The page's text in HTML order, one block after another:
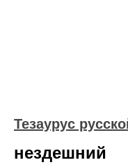
Тезаурус
нездешний